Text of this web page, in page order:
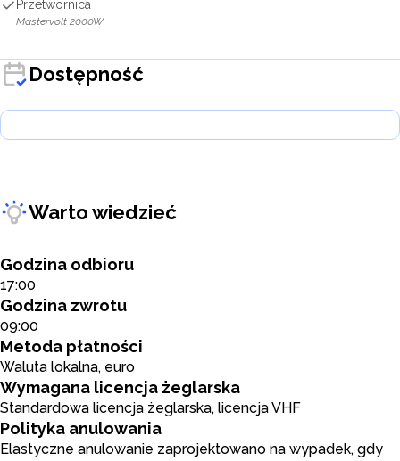
Przetwornica
Mastervolt 2000W
Dostępność
Warto wiedzieć
Godzina odbioru
17:00
Godzina zwrotu
09:00
Metoda płatności
Waluta lokalna, euro
Wymagana licencja żeglarska
Standardowa licencja żeglarska, licencja VHF
Polityka anulowania
Elastyczne anulowanie zaprojektowano na wypadek, gdy